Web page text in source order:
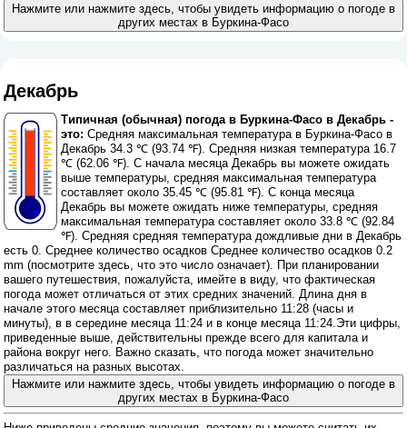
Нажмите или нажмите здесь, чтобы увидеть информацию о погоде в
других местах в Буркина-Фасо
Декабрь
Типичная (обычная) погода в Буркина-Фасо в Декабрь -
это: Средняя максимальная температура в Буркина-Фасо в
Декабрь 34.3 ℃ (93.74 ℉). Средняя низкая температура 16.7
℃ (62.06 ℉). С начала месяца Декабрь вы можете ожидать
выше температуры, средняя максимальная температура
составляет около 35.45 ℃ (95.81 ℉). С конца месяца
Декабрь вы можете ожидать ниже температуры, средняя
максимальная температура составляет около 33.8 ℃ (92.84
℉). Средняя средняя температура дождливые дни в Декабрь
есть 0. Среднее количество осадков Среднее количество осадков 0.2
mm (посмотрите здесь, что это число означает). При планировании
вашего путешествия, пожалуйста, имейте в виду, что фактическая
погода может отличаться от этих средних значений. Длина дня в
начале этого месяца составляет приблизительно 11:28 (часы и
минуты), в в середине месяца 11:24 и в конце месяца 11:24.Эти цифры,
приведенные выше, действительны прежде всего для капитала и
района вокруг него. Важно сказать, что погода может значительно
различаться на разных высотах.
Нажмите или нажмите здесь, чтобы увидеть информацию о погоде в
других местах в Буркина-Фасо